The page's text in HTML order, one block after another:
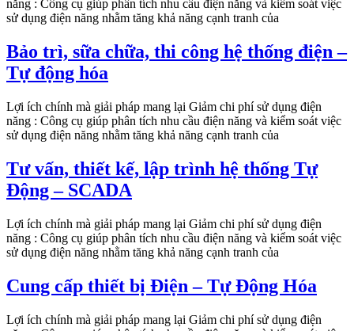
năng : Công cụ giúp phân tích nhu cầu điện năng và kiểm soát việc
sử dụng điện năng nhằm tăng khả năng cạnh tranh của
Bảo trì, sữa chữa, thi công hệ thống điện –
Tự động hóa
Lợi ích chính mà giải pháp mang lại Giảm chi phí sử dụng điện
năng : Công cụ giúp phân tích nhu cầu điện năng và kiểm soát việc
sử dụng điện năng nhằm tăng khả năng cạnh tranh của
Tư vấn, thiết kế, lập trình hệ thống Tự
Động – SCADA
Lợi ích chính mà giải pháp mang lại Giảm chi phí sử dụng điện
năng : Công cụ giúp phân tích nhu cầu điện năng và kiểm soát việc
sử dụng điện năng nhằm tăng khả năng cạnh tranh của
Cung cấp thiết bị Điện – Tự Động Hóa
Lợi ích chính mà giải pháp mang lại Giảm chi phí sử dụng điện